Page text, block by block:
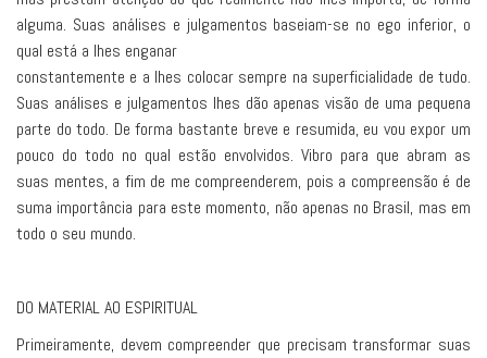
alguma. Suas análises e julgamentos baseiam-se no ego inferior, o
qual está a lhes enganar
constantemente e a lhes colocar sempre na superficialidade de tudo.
Suas análises e julgamentos lhes dão apenas visão de uma pequena
parte do todo. De forma bastante breve e resumida, eu vou expor um
pouco do todo no qual estão envolvidos. Vibro para que abram as
suas mentes, a fim de me compreenderem, pois a compreensão é de
suma importância para este momento, não apenas no Brasil, mas em
todo o seu mundo.
DO MATERIAL AO ESPIRITUAL
Primeiramente, devem compreender que precisam transformar suas